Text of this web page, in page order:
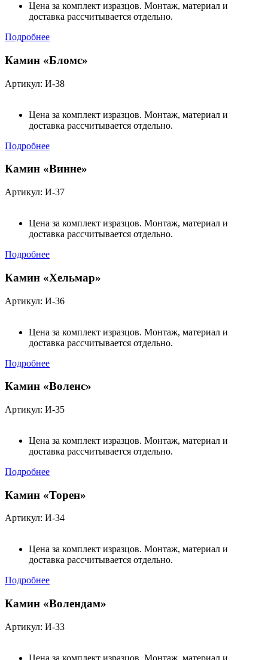
Цена за комплект изразцов. Монтаж, материал и
доставка рассчитывается отдельно.
Подробнее
Камин «Бломс»
Артикул: И-38
Цена за комплект изразцов. Монтаж, материал и
доставка рассчитывается отдельно.
Подробнее
Камин «Винне»
Артикул: И-37
Цена за комплект изразцов. Монтаж, материал и
доставка рассчитывается отдельно.
Подробнее
Камин «Хельмар»
Артикул: И-36
Цена за комплект изразцов. Монтаж, материал и
доставка рассчитывается отдельно.
Подробнее
Камин «Воленс»
Артикул: И-35
Цена за комплект изразцов. Монтаж, материал и
доставка рассчитывается отдельно.
Подробнее
Камин «Торен»
Артикул: И-34
Цена за комплект изразцов. Монтаж, материал и
доставка рассчитывается отдельно.
Подробнее
Камин «Волендам»
Артикул: И-33
Цена за комплект изразцов. Монтаж, материал и